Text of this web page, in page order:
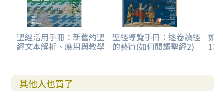
聖經活用手冊：新舊約聖
經文本解析、應用與教學
聖經導覽手冊：逐卷讀經
的藝術(如何閱讀聖經2)
如
13
其他人也買了